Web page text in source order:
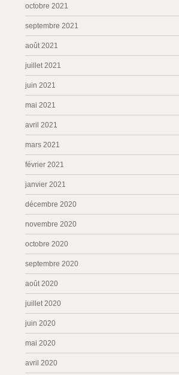
octobre 2021
septembre 2021
août 2021
juillet 2021
juin 2021
mai 2021
avril 2021
mars 2021
février 2021
janvier 2021
décembre 2020
novembre 2020
octobre 2020
septembre 2020
août 2020
juillet 2020
juin 2020
mai 2020
avril 2020